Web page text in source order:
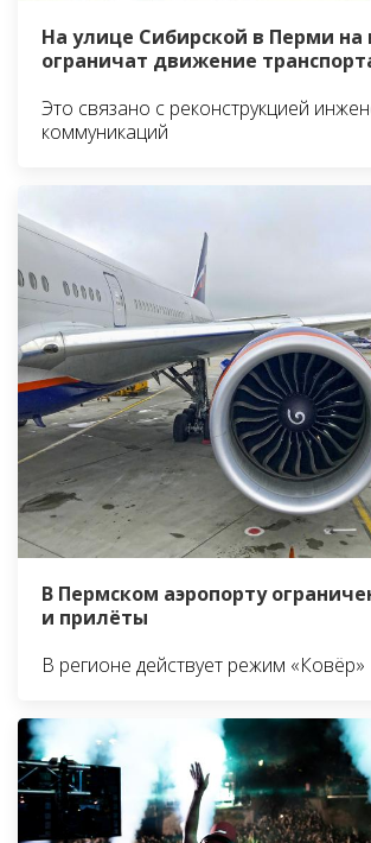
На улице Сибирской в Перми на
ограничат движение
Это связано с реконструкцией
коммуникаций
В Пермском аэропорту
и прилёты
В регионе действует режим «Ковёр»